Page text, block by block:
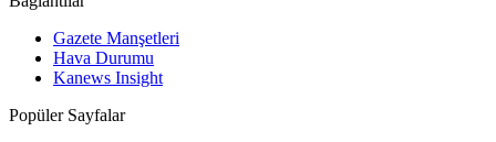
Gazete Manşetleri
Hava Durumu
Kanews Insight
Popüler Sayfalar